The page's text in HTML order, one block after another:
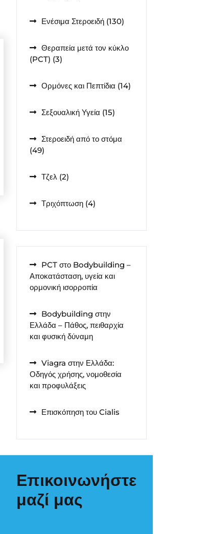
Ενέσιμα Στεροειδή 130130
Θεραπεία μετά τον κύκλο
(PCT) 33
Ορμόνες και Πεπτίδια 1414
Σεξουαλική Υγεία 1515
Στεροειδή από το στόμα
4949
Τζελ 22
Τριχόπτωση 44
PCT στο Bodybuilding –
Αποκατάσταση, υγεία και
ορμονική ισορροπία
Bodybuilding στην
Ελλάδα – Πάθος, πειθαρχία
και φυσική δύναμη
Viagra στην Ελλάδα:
Οδηγός χρήσης, νομοθεσία
και προφυλάξεις
Επισκόπηση του Cialis
Επικοινωνήστε
μαζί μας